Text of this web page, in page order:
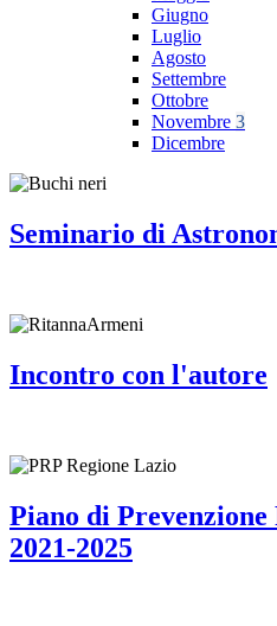
Giugno
Luglio
Agosto
Settembre
Ottobre
Novembre 3
Dicembre
Seminario di
Incontro con l'autore
Piano di Prevenzione
2021-2025